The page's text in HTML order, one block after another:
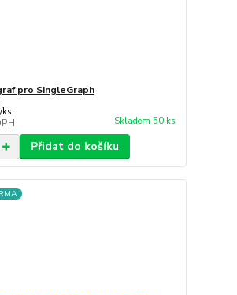
pro SingleGraph
/ks
Skladem 50 ks
Přidat do košíku